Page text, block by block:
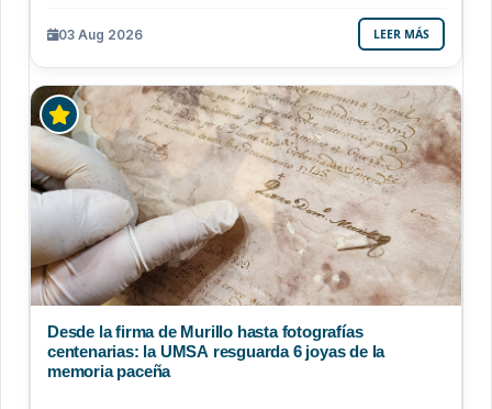
03 Aug 2026 LEER MÁS
Desde la firma de Murillo hasta fotografías
centenarias: la UMSA resguarda 6 joyas de la
memoria paceña